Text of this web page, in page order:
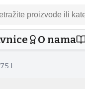
O nama
l